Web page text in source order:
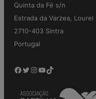
Quinta da Fé s/n
Estrada da Varzea, Lourel
2710-403 Sintra
Portugal
Facebook Twitter Instagram YouTube TikTok